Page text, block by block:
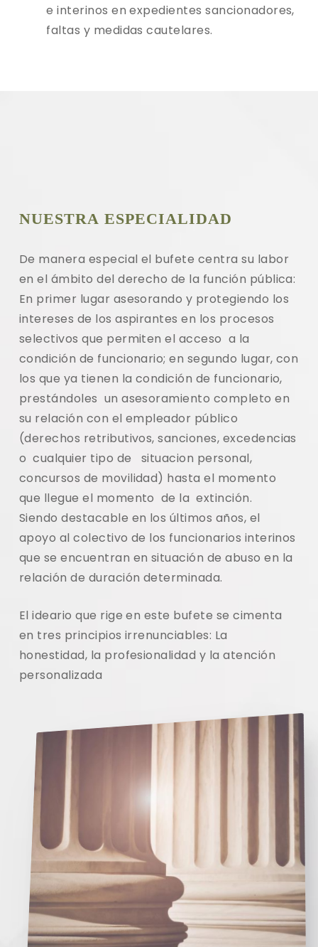
e interinos en expedientes sancionadores,
faltas y medidas cautelares.
NUESTRA ESPECIALIDAD
De manera especial el bufete centra su labor
en el ámbito del derecho de la función pública:
En primer lugar asesorando y protegiendo los
intereses de los aspirantes en los procesos
selectivos que permiten el acceso a la
condición de funcionario; en segundo lugar, con
los que ya tienen la condición de funcionario,
prestándoles un asesoramiento completo en
su relación con el empleador público
(derechos retributivos, sanciones, excedencias
o cualquier tipo de situacion personal,
concursos de movilidad) hasta el momento
que llegue el momento de la extinción.
Siendo destacable en los últimos años, el
apoyo al colectivo de los funcionarios interinos
que se encuentran en situación de abuso en la
relación de duración determinada.
El ideario que rige en este bufete se cimenta
en tres principios irrenunciables: La
honestidad, la profesionalidad y la atención
personalizada